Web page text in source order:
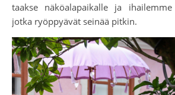
taakse näköalapaikalle ja
jotka ryöppyävät seinää pitkin.